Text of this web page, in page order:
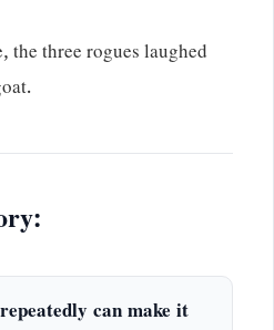
the three rogues laughed
can make it